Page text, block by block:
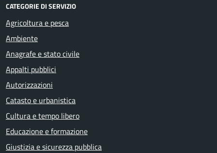
CATEGORIE DI SERVIZIO
Agricoltura e pesca
Ambiente
Anagrafe e stato civile
Appalti pubblici
Autorizzazioni
Catasto e urbanistica
Cultura e tempo libero
Educazione e formazione
Giustizia e sicurezza pubblica